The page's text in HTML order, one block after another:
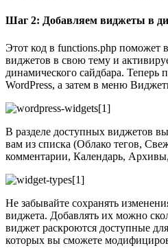
Шаг 2: Добавляем виджеты в
Этот код в functions.php поможет
виджетов в свою тему и
динамического сайдбара. Теперь
WordPress, а затем в меню
В разделе доступных виджетов
вам из списка (Облако тегов,
комментарии, Календарь,
Не забывайте сохранять
виджета. Добавлять их можно
виджет раскроются доступные
которых вы сможете